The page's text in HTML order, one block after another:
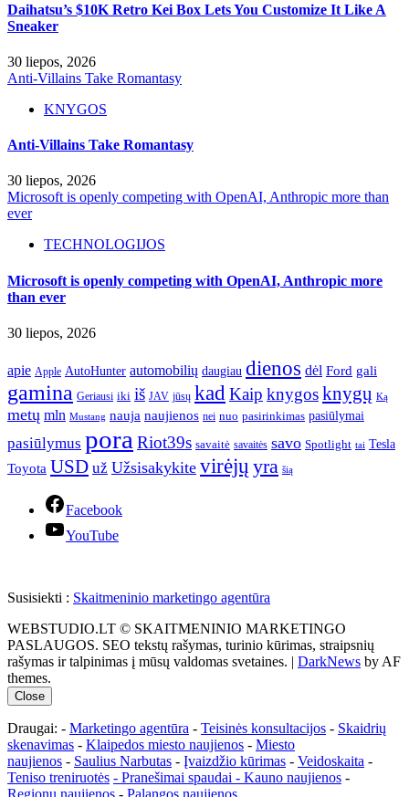
Daihatsu’s $10K Retro Kei Box Lets You Customize It Like A
Sneaker
30 liepos, 2026
Anti-Villains Take Romantasy
KNYGOS
Anti-Villains Take Romantasy
30 liepos, 2026
Microsoft is openly competing with OpenAI, Anthropic more than
ever
TECHNOLOGIJOS
Microsoft is openly competing with OpenAI, Anthropic more
than ever
30 liepos, 2026
apie Apple AutoHunter automobilių daugiau dienos dėl Ford gali
gamina Geriausi iki iš JAV jūsų kad Kaip knygosknygų Ką
metų mln Mustang nauja naujienos nei nuo pasirinkimas pasiūlymai
pasiūlymus pora Riot39s savaitė savaitės savo Spotlight tai Tesla
Toyota USD už Užsisakykite virėjų yra šią
Facebook
YouTube
Susisiekti : Skaitmeninio marketingo agentūra
WEBSTUDIO.LT © SKAITMENINIO MARKETINGO
PASLAUGOS. SEO tekstų rašymas, turinio kūrimas, straipsnių
rašymas ir talpinimas į mūsų valdomas svetaines. | DarkNews by AF
themes.
Close
Draugai: - Marketingo agentūra - Teisinės konsultacijos - Skaidrių
skenavimas - Klaipedos miesto naujienos - Miesto
naujienos - Saulius Narbutas - Įvaizdžio kūrimas - Veidoskaita -
Teniso treniruotės - Pranešimai spaudai - Kauno naujienos -
Regionų naujienos - Palangos naujienos